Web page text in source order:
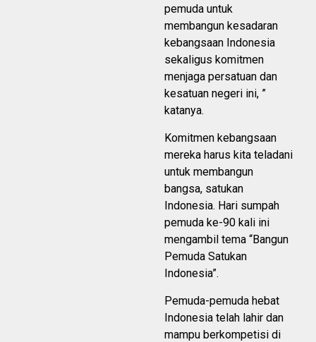
pemuda untuk
membangun kesadaran
kebangsaan Indonesia
sekaligus komitmen
menjaga persatuan dan
kesatuan negeri ini, ”
katanya.
Komitmen kebangsaan
mereka harus kita teladani
untuk membangun
bangsa, satukan
Indonesia. Hari sumpah
pemuda ke-90 kali ini
mengambil tema “Bangun
Pemuda Satukan
Indonesia”.
Pemuda-pemuda hebat
Indonesia telah lahir dan
mampu berkompetisi di